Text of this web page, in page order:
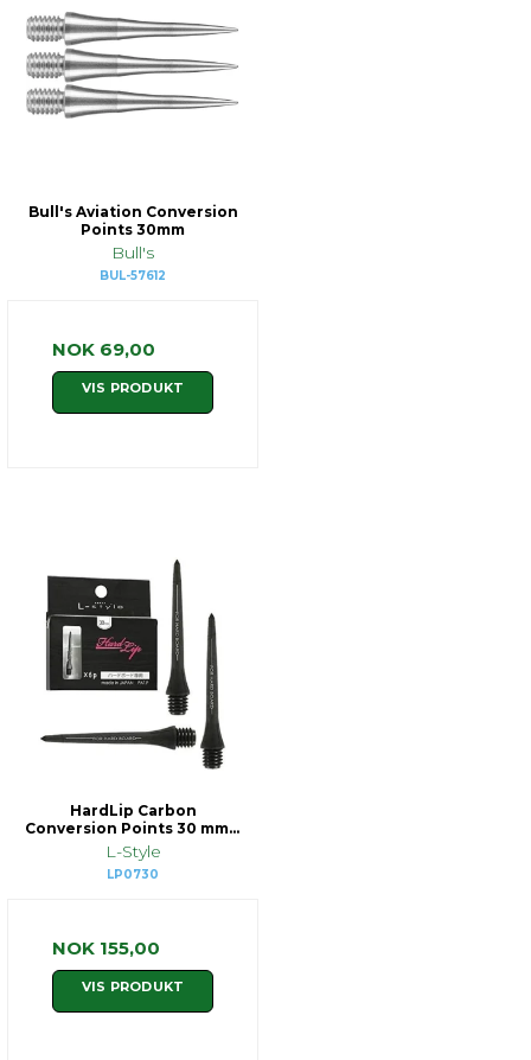
Bull's Aviation Conversion
Points 30mm
Bull's
BUL-57612
NOK 69,00
VIS PRODUKT
HardLip Carbon
Conversion Points 30 mm 6
stk
L-Style
LP0730
NOK 155,00
VIS PRODUKT